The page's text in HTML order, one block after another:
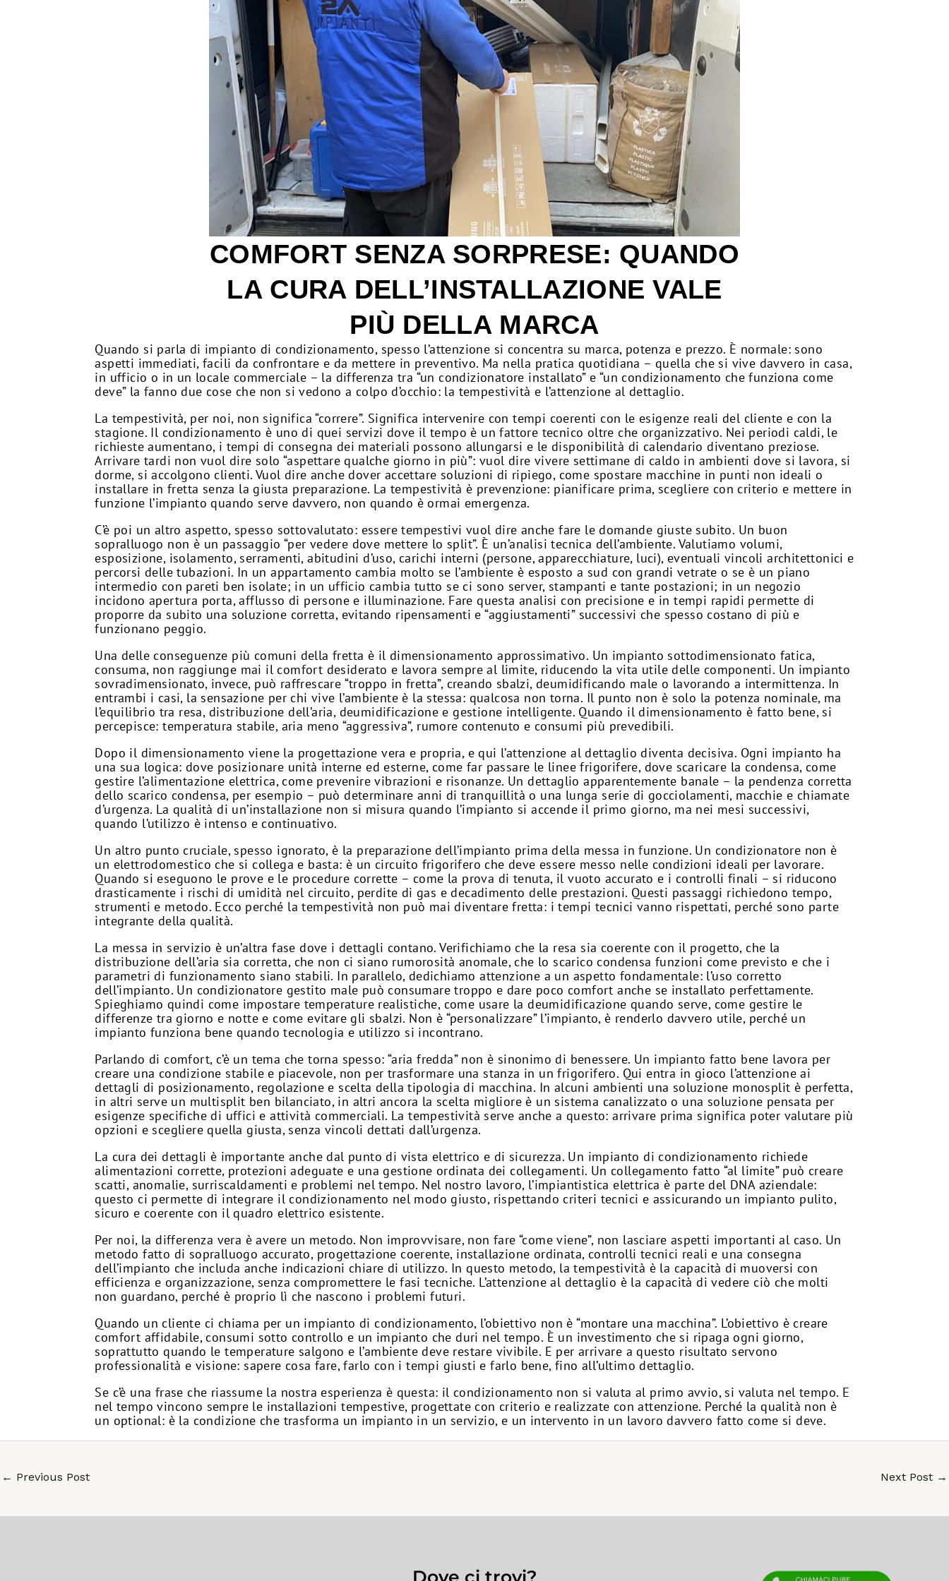
COMFORT SENZA SORPRESE: QUANDO
LA CURA DELL’INSTALLAZIONE VALE
PIÙ DELLA MARCA
Quando si parla di impianto di condizionamento, spesso l’attenzione si concentra su marca, potenza e prezzo. È normale: sono
aspetti immediati, facili da confrontare e da mettere in preventivo. Ma nella pratica quotidiana – quella che si vive davvero in casa,
in ufficio o in un locale commerciale – la differenza tra “un condizionatore installato” e “un condizionamento che funziona come
deve” la fanno due cose che non si vedono a colpo d’occhio: la tempestività e l’attenzione al dettaglio.
La tempestività, per noi, non significa “correre”. Significa intervenire con tempi coerenti con le esigenze reali del cliente e con la
stagione. Il condizionamento è uno di quei servizi dove il tempo è un fattore tecnico oltre che organizzativo. Nei periodi caldi, le
richieste aumentano, i tempi di consegna dei materiali possono allungarsi e le disponibilità di calendario diventano preziose.
Arrivare tardi non vuol dire solo “aspettare qualche giorno in più”: vuol dire vivere settimane di caldo in ambienti dove si lavora, si
dorme, si accolgono clienti. Vuol dire anche dover accettare soluzioni di ripiego, come spostare macchine in punti non ideali o
installare in fretta senza la giusta preparazione. La tempestività è prevenzione: pianificare prima, scegliere con criterio e mettere in
funzione l’impianto quando serve davvero, non quando è ormai emergenza.
C’è poi un altro aspetto, spesso sottovalutato: essere tempestivi vuol dire anche fare le domande giuste subito. Un buon
sopralluogo non è un passaggio “per vedere dove mettere lo split”. È un’analisi tecnica dell’ambiente. Valutiamo volumi,
esposizione, isolamento, serramenti, abitudini d’uso, carichi interni (persone, apparecchiature, luci), eventuali vincoli architettonici e
percorsi delle tubazioni. In un appartamento cambia molto se l’ambiente è esposto a sud con grandi vetrate o se è un piano
intermedio con pareti ben isolate; in un ufficio cambia tutto se ci sono server, stampanti e tante postazioni; in un negozio
incidono apertura porta, afflusso di persone e illuminazione. Fare questa analisi con precisione e in tempi rapidi permette di
proporre da subito una soluzione corretta, evitando ripensamenti e “aggiustamenti” successivi che spesso costano di più e
funzionano peggio.
Una delle conseguenze più comuni della fretta è il dimensionamento approssimativo. Un impianto sottodimensionato fatica,
consuma, non raggiunge mai il comfort desiderato e lavora sempre al limite, riducendo la vita utile delle componenti. Un impianto
sovradimensionato, invece, può raffrescare “troppo in fretta”, creando sbalzi, deumidificando male o lavorando a intermittenza. In
entrambi i casi, la sensazione per chi vive l’ambiente è la stessa: qualcosa non torna. Il punto non è solo la potenza nominale, ma
l’equilibrio tra resa, distribuzione dell’aria, deumidificazione e gestione intelligente. Quando il dimensionamento è fatto bene, si
percepisce: temperatura stabile, aria meno “aggressiva”, rumore contenuto e consumi più prevedibili.
Dopo il dimensionamento viene la progettazione vera e propria, e qui l’attenzione al dettaglio diventa decisiva. Ogni impianto ha
una sua logica: dove posizionare unità interne ed esterne, come far passare le linee frigorifere, dove scaricare la condensa, come
gestire l’alimentazione elettrica, come prevenire vibrazioni e risonanze. Un dettaglio apparentemente banale – la pendenza corretta
dello scarico condensa, per esempio – può determinare anni di tranquillità o una lunga serie di gocciolamenti, macchie e chiamate
d’urgenza. La qualità di un’installazione non si misura quando l’impianto si accende il primo giorno, ma nei mesi successivi,
quando l’utilizzo è intenso e continuativo.
Un altro punto cruciale, spesso ignorato, è la preparazione dell’impianto prima della messa in funzione. Un condizionatore non è
un elettrodomestico che si collega e basta: è un circuito frigorifero che deve essere messo nelle condizioni ideali per lavorare.
Quando si eseguono le prove e le procedure corrette – come la prova di tenuta, il vuoto accurato e i controlli finali – si riducono
drasticamente i rischi di umidità nel circuito, perdite di gas e decadimento delle prestazioni. Questi passaggi richiedono tempo,
strumenti e metodo. Ecco perché la tempestività non può mai diventare fretta: i tempi tecnici vanno rispettati, perché sono parte
integrante della qualità.
La messa in servizio è un’altra fase dove i dettagli contano. Verifichiamo che la resa sia coerente con il progetto, che la
distribuzione dell’aria sia corretta, che non ci siano rumorosità anomale, che lo scarico condensa funzioni come previsto e che i
parametri di funzionamento siano stabili. In parallelo, dedichiamo attenzione a un aspetto fondamentale: l’uso corretto
dell’impianto. Un condizionatore gestito male può consumare troppo e dare poco comfort anche se installato perfettamente.
Spieghiamo quindi come impostare temperature realistiche, come usare la deumidificazione quando serve, come gestire le
differenze tra giorno e notte e come evitare gli sbalzi. Non è “personalizzare” l’impianto, è renderlo davvero utile, perché un
impianto funziona bene quando tecnologia e utilizzo si incontrano.
Parlando di comfort, c’è un tema che torna spesso: “aria fredda” non è sinonimo di benessere. Un impianto fatto bene lavora per
creare una condizione stabile e piacevole, non per trasformare una stanza in un frigorifero. Qui entra in gioco l’attenzione ai
dettagli di posizionamento, regolazione e scelta della tipologia di macchina. In alcuni ambienti una soluzione monosplit è perfetta,
in altri serve un multisplit ben bilanciato, in altri ancora la scelta migliore è un sistema canalizzato o una soluzione pensata per
esigenze specifiche di uffici e attività commerciali. La tempestività serve anche a questo: arrivare prima significa poter valutare più
opzioni e scegliere quella giusta, senza vincoli dettati dall’urgenza.
La cura dei dettagli è importante anche dal punto di vista elettrico e di sicurezza. Un impianto di condizionamento richiede
alimentazioni corrette, protezioni adeguate e una gestione ordinata dei collegamenti. Un collegamento fatto “al limite” può creare
scatti, anomalie, surriscaldamenti e problemi nel tempo. Nel nostro lavoro, l’impiantistica elettrica è parte del DNA aziendale:
questo ci permette di integrare il condizionamento nel modo giusto, rispettando criteri tecnici e assicurando un impianto pulito,
sicuro e coerente con il quadro elettrico esistente.
Per noi, la differenza vera è avere un metodo. Non improvvisare, non fare “come viene”, non lasciare aspetti importanti al caso. Un
metodo fatto di sopralluogo accurato, progettazione coerente, installazione ordinata, controlli tecnici reali e una consegna
dell’impianto che includa anche indicazioni chiare di utilizzo. In questo metodo, la tempestività è la capacità di muoversi con
efficienza e organizzazione, senza compromettere le fasi tecniche. L’attenzione al dettaglio è la capacità di vedere ciò che molti
non guardano, perché è proprio lì che nascono i problemi futuri.
Quando un cliente ci chiama per un impianto di condizionamento, l’obiettivo non è “montare una macchina”. L’obiettivo è creare
comfort affidabile, consumi sotto controllo e un impianto che duri nel tempo. È un investimento che si ripaga ogni giorno,
soprattutto quando le temperature salgono e l’ambiente deve restare vivibile. E per arrivare a questo risultato servono
professionalità e visione: sapere cosa fare, farlo con i tempi giusti e farlo bene, fino all’ultimo dettaglio.
Se c’è una frase che riassume la nostra esperienza è questa: il condizionamento non si valuta al primo avvio, si valuta nel tempo. E
nel tempo vincono sempre le installazioni tempestive, progettate con criterio e realizzate con attenzione. Perché la qualità non è
un optional: è la condizione che trasforma un impianto in un servizio, e un intervento in un lavoro davvero fatto come si deve.
← Previous Post Next Post →
Dove ci trovi?